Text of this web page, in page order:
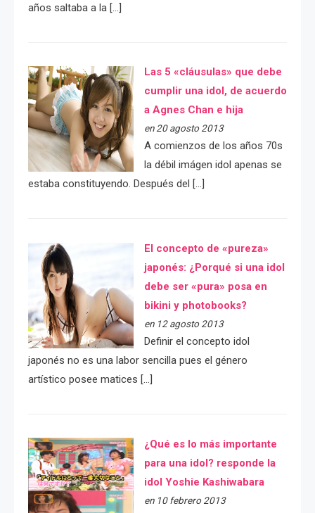
años saltaba a la […]
Las 5 «cláusulas» que debe
cumplir una idol, de acuerdo
a Agnes Chan e hija
en 20 agosto 2013
A comienzos de los años 70s
la débil imágen idol apenas se
estaba constituyendo. Después del […]
El concepto de «pureza»
japonés: ¿Porqué si una idol
debe ser «pura» posa en
bikini y photobooks?
en 12 agosto 2013
Definir el concepto idol
japonés no es una labor sencilla pues el género
artístico posee matices […]
¿Qué es lo más importante
para una idol? responde la
idol Yoshie Kashiwabara
en 10 febrero 2013